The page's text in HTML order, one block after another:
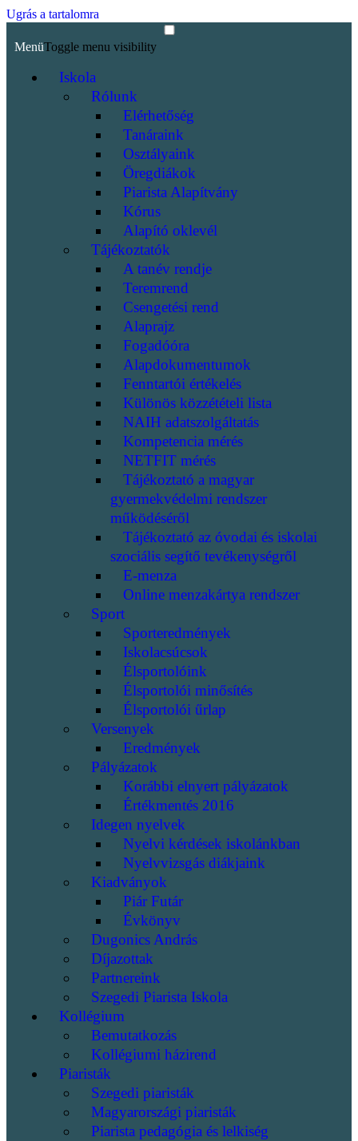
Ugrás a tartalomra
MenüToggle menu visibility
Iskola
Rólunk
Elérhetőség
Tanáraink
Osztályaink
Öregdiákok
Piarista Alapítvány
Kórus
Alapító oklevél
Tájékoztatók
A tanév rendje
Teremrend
Csengetési rend
Alaprajz
Fogadóóra
Alapdokumentumok
Fenntartói értékelés
Különös közzétételi lista
NAIH adatszolgáltatás
Kompetencia mérés
NETFIT mérés
Tájékoztató a magyar
gyermekvédelmi rendszer
működéséről
Tájékoztató az óvodai és iskolai
szociális segítő tevékenységről
E-menza
Online menzakártya rendszer
Sport
Sporteredmények
Iskolacsúcsok
Élsportolóink
Élsportolói minősítés
Élsportolói űrlap
Versenyek
Eredmények
Pályázatok
Korábbi elnyert pályázatok
Értékmentés 2016
Idegen nyelvek
Nyelvi kérdések iskolánkban
Nyelvvizsgás diákjaink
Kiadványok
Piár Futár
Évkönyv
Dugonics András
Díjazottak
Partnereink
Szegedi Piarista Iskola
Kollégium
Bemutatkozás
Kollégiumi házirend
Piaristák
Szegedi piaristák
Magyarországi piaristák
Piarista pedagógia és lelkiség